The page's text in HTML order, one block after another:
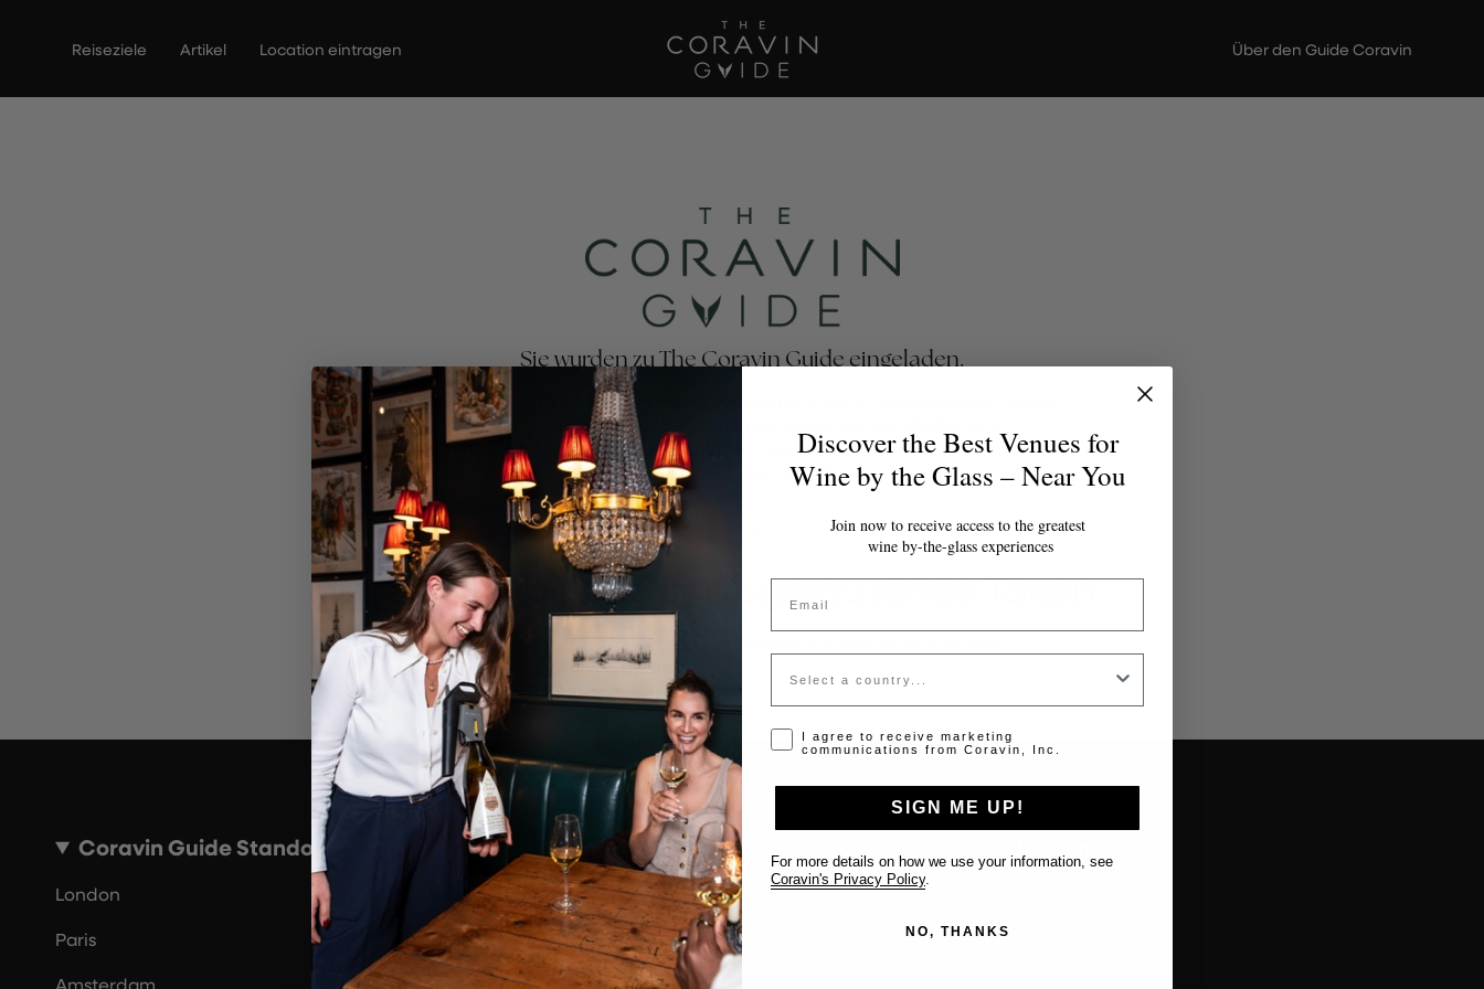
Reiseziele Artikel Location eintragen Über den Guide Coravin
Sie wurden zu The Coravin Guide eingeladen.
The Coravin Guide präsentiert Weinprogramme mit Ausschank im Glas in
Restaurants, Bars, Hotels und Privatclubs, die die Vielfalt und
Entdeckung von Wein zelebrieren – damit Weinliebhaber für jeden
Anlass das perfekte Glas finden.
~10 MINUTENIHRE EINGABEN WERDEN AUTOMATISCH GESPEICHERT.
Ungültiges oder abgelaufenes Token
Bitte kontaktieren Sie den Administrator für ein gültiges Token.
Coravin Guide Standorte
London
Paris
Amsterdam
Support
Kontakt
Location eintragen
FAQ
Über Coravin Guide
Discover the Best Venues for
Wine by the Glass – Near You
Join now to receive access to the greatest
wine by-the-glass experiences
Email
Country
Opt-in disclaimer
I agree to receive marketing
communications from Coravin, Inc.
SIGN ME UP!
For more details on how we use your information, see
Coravin's Privacy Policy
NO, THANKS